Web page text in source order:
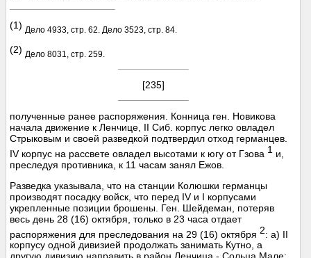
(1) Дело 4933, стр. 62. Дело 3523, стр. 84.
(2) Дело 8031, стр. 259.
[235]
полученные ранее распоряжения. Конница ген. Новикова
начала движение к Ленчице, II Сиб. корпус легко овладел
Стрыковым и своей разведкой подтвердил отход германцев.
IV корпус на рассвете овладел высотами к югу от Гзова 1 и,
преследуя противника, к 11 часам занял Ежов.
Разведка указывала, что на станции Колюшки германцы
производят посадку войск, что перед IV и I корпусами
укрепленные позиции брошены. Ген. Шейдеман, потеряв
весь день 28 (16) октября, только в 23 часа отдает
распоряжения для преследования на 29 (16) октября 2: а) II
корпусу одной дивизией продолжать занимать Кутно, а